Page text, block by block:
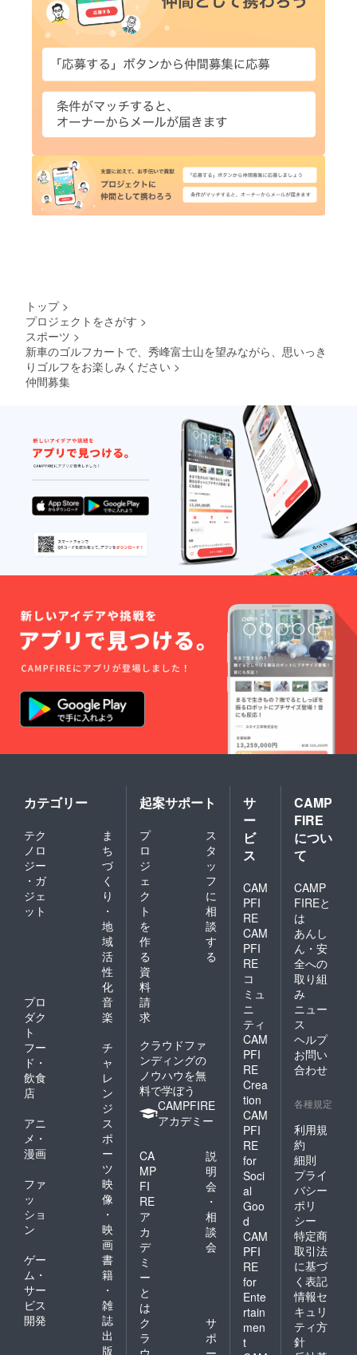
トップ >
プロジェクトをさがす >
スポーツ >
新車のゴルフカートで、秀峰富士山を望みながら、思いっき
りゴルフをお楽しみください >
仲間募集
カテゴリー
テク
ノロ
ジー
・ガ
ジェ
ット
ま
ち
づ
く
り
・
地
域
活
性
化
プロ
ダク
ト
音
楽
フー
ド・
飲食
店
チ
ャ
レ
ン
ジ
アニ
メ・
漫画
ス
ポ
ー
ツ
ファ
ッ
ショ
ン
映
像
・
映
画
ゲー
ム・
サー
ビス
開発
書
籍
・
雑
誌
出
版
起案サポート
プ
ロ
ジ
ェ
ク
ト
を
作
る
ス
タ
ッ
フ
に
相
談
す
る
資
料
請
求
クラウドファ
ンディングの
ノウハウを無
料で学ぼう
CAMPFIRE
アカデミー
CA
MP
FI
RE
ア
カ
デ
ミ
ー
と
は
説
明
会
・
相
談
会
ク
ラ
サ
ポ
サ
ー
ビ
ス
CAM
PFI
RE
CAM
PFI
RE
コ
ミュ
ニ
ティ
CAM
PFI
RE
Crea
tion
CAM
PFI
RE
for
Soci
al
Goo
d
CAM
PFI
RE
for
Ente
rtain
men
t
CAMP
FIRE
につい
て
CAMP
FIREと
は
あんし
ん・安
全への
取り組
み
ニュー
ス
ヘルプ
お問い
合わせ
各種規定
利用規
約
細則
プライ
バシー
ポリ
シー
特定商
取引法
に基づ
く表記
情報セ
キュリ
ティ方
針